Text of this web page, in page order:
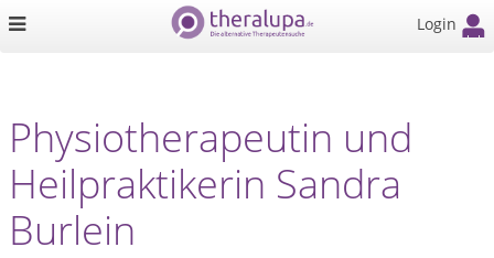
Login
Physiotherapeutin und
Heilpraktikerin Sandra
Burlein